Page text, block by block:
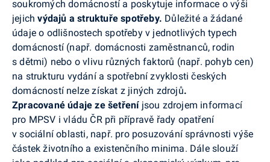
soukromých domácností a poskytuje informace o výši
jejichvýdajů a struktuře spotřeby. Důležité a žádané
údaje o odlišnostech spotřeby v jednotlivých typech
domácností (např. domácnosti zaměstnanců, rodin
s dětmi) nebo o vlivu různých faktorů (např. pohyb cen)
na strukturu vydání a spotřební zvyklosti českých
domácností nelze získat z jiných zdrojů.
Zpracované údaje ze šetření jsou zdrojem informací
pro MPSV i vládu ČR při přípravě řady opatření
v sociální oblasti, např. pro posuzování správnosti výše
částek životního a existenčního minima. Dále slouží